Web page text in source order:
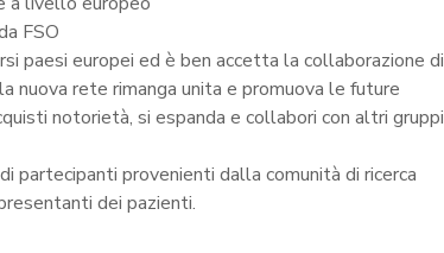
FSO
paesi europei ed è ben accetta la collaborazione di
nuova rete rimanga unita e promuova le future
notorietà, si espanda e collabori con altri gruppi
partecipanti provenienti dalla comunità di ricerca
dei pazienti.